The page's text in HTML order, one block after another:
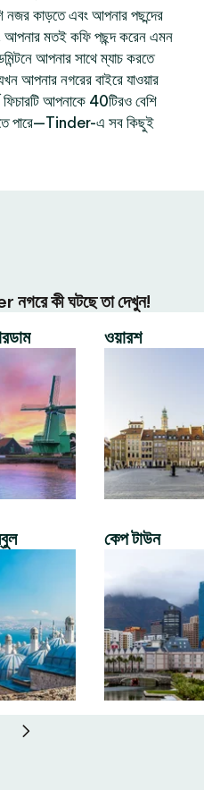
নজর কাড়তে এবং আপনার পছন্দের
আপনার মতই কফি পছন্দ করেন এমন
আপনার সাথে ম্যাচ করতে
আপনার নগরের বাইরে যাওয়ার
আপনাকে 40টিরও বেশি
পারে—Tinder-এ সব কিছুই
কী ঘটছে তা দেখুন!
ওয়ারশ
কেপ টাউন